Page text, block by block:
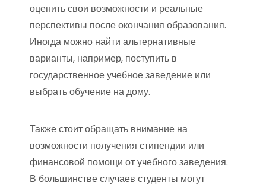
оценить свои возможности и реальные
перспективы после окончания образования.
Иногда можно найти альтернативные
варианты, например, поступить в
государственное учебное заведение или
выбрать обучение на дому.
Также стоит обращать внимание на
возможности получения стипендии или
финансовой помощи от учебного заведения.
В большинстве случаев студенты могут